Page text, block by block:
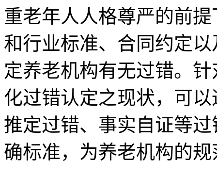
重老年人人格尊严的前
和行业标准、合同约定
定养老机构有无过错。
化过错认定之现状，可
推定过错、事实自证等
确标准，为养老机构的